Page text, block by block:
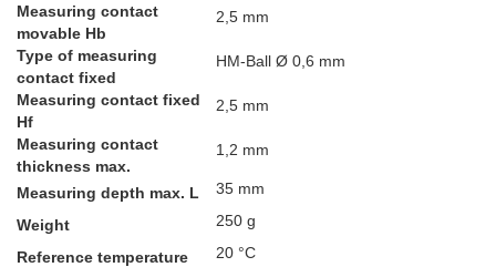
Measuring contact
movable Hb
2,5 mm
Type of measuring
contact fixed
HM-Ball Ø 0,6 mm
Measuring contact fixed
Hf
2,5 mm
Measuring contact
thickness max.
1,2 mm
Measuring depth max. L 35 mm
Weight 250 g
Reference temperature 20 °C